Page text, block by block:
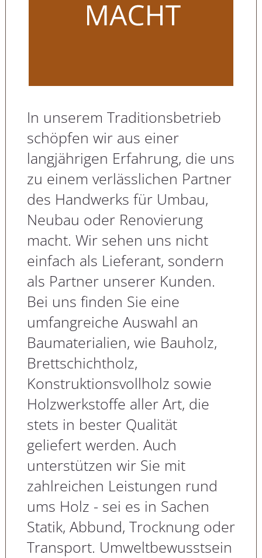
In unserem Traditionsbetrieb
schöpfen wir aus einer
langjährigen Erfahrung, die uns
zu einem verlässlichen Partner
des Handwerks für Umbau,
Neubau oder Renovierung
macht. Wir sehen uns nicht
einfach als Lieferant, sondern
als Partner unserer Kunden.
Bei uns finden Sie eine
umfangreiche Auswahl an
Baumaterialien, wie Bauholz,
Brettschichtholz,
Konstruktionsvollholz sowie
Holzwerkstoffe aller Art, die
stets in bester Qualität
geliefert werden. Auch
unterstützen wir Sie mit
zahlreichen Leistungen rund
ums Holz - sei es in Sachen
Statik, Abbund, Trocknung oder
Transport. Umweltbewusstsein